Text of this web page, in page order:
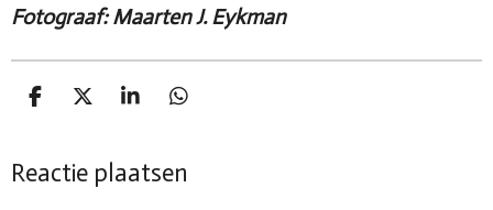
Fotograaf: Maarten J. Eykman
D
e
D
l
S
r
D
e
Reactie plaatsen